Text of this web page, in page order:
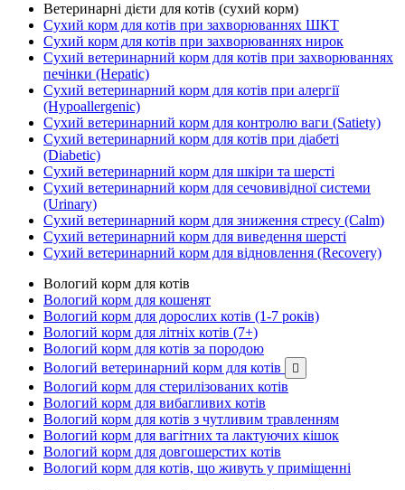
Ветеринарні дієти для котів (сухий корм)
Сухий корм для котів при захворюваннях ШКТ
Сухий корм для котів при захворюваннях нирок
Сухий ветеринарний корм для котів при захворюваннях
печінки (Hepatic)
Сухий ветеринарний корм для котів при алергії
(Hypoallergenic)
Сухий ветеринарний корм для контролю ваги (Satiety)
Сухий ветеринарний корм для котів при діабеті
(Diabetic)
Сухий ветеринарний корм для шкіри та шерсті
Сухий ветеринарний корм для сечовивідної системи
(Urinary)
Сухий ветеринарний корм для зниження стресу (Calm)
Сухий ветеринарний корм для виведення шерсті
Сухий ветеринарний корм для відновлення (Recovery)
Вологий корм для котів
Вологий корм для кошенят
Вологий корм для дорослих котів (1-7 років)
Вологий корм для літніх котів (7+)
Вологий корм для котів за породою
Вологий ветеринарний корм для котів

Вологий корм для стерилізованих котів
Вологий корм для вибагливих котів
Вологий корм для котів з чутливим травленням
Вологий корм для вагітних та лактуючих кішок
Вологий корм для довгошерстих котів
Вологий корм для котів, що живуть у приміщенні